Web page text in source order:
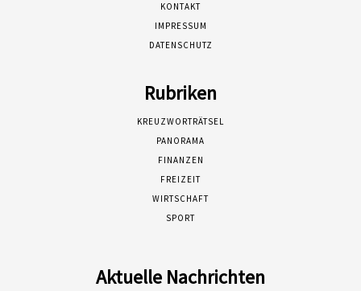
KONTAKT
IMPRESSUM
DATENSCHUTZ
Rubriken
KREUZWORTRÄTSEL
PANORAMA
FINANZEN
FREIZEIT
WIRTSCHAFT
SPORT
Aktuelle Nachrichten